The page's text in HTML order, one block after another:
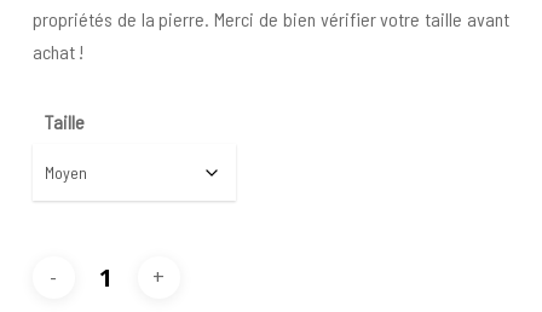
propriétés de la pierre. Merci de bien vérifier votre taille avant
achat !
Taille